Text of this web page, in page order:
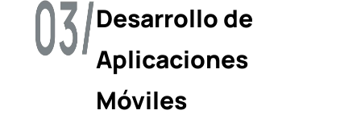
Desarrollo de
Aplicaciones
Móviles